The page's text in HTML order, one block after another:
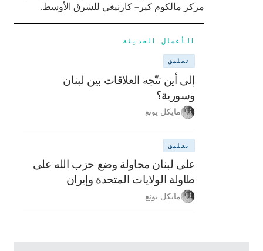
مركز مالكوم كير– كارنيغي للشرق الأوسط.
الأعمال الحديثة
تعليق
إلى أين تتّجه العلاقات بين لبنان
وسورية؟
مايكل يونغ
تعليق
على لبنان محاولة وضع حزب الله على
طاولة الولايات المتحدة وإيران
مايكل يونغ